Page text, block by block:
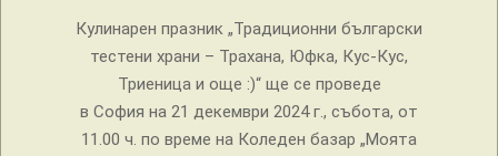
Кулинарен празник „Традиционни български
тестени храни – Трахана, Юфка, Кус-Кус,
Триеница и още :)“ ще се проведе
в София на 21 декември 2024 г., събота, от
11.00 ч. по време на Коледен базар „Моята